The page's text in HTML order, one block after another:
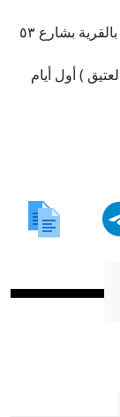
وذلك بمشيئة الله أول أيام عيد الأضحى المبارك بالقرية بشارع ٥٣
) أول أيام